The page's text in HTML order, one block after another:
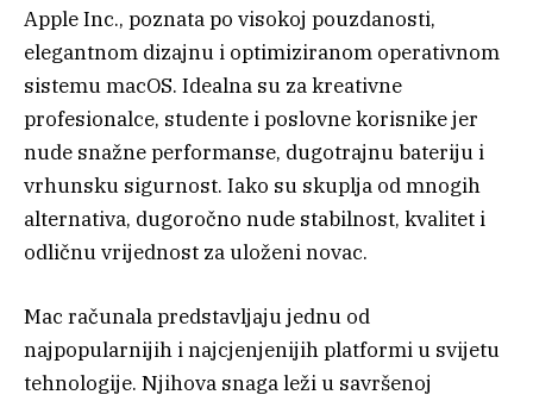
Apple Inc., poznata po visokoj pouzdanosti,
elegantnom dizajnu i optimiziranom operativnom
sistemu macOS. Idealna su za kreativne
profesionalce, studente i poslovne korisnike jer
nude snažne performanse, dugotrajnu bateriju i
vrhunsku sigurnost. Iako su skuplja od mnogih
alternativa, dugoročno nude stabilnost, kvalitet i
odličnu vrijednost za uloženi novac.
Mac računala predstavljaju jednu od
najpopularnijih i najcjenjenijih platformi u svijetu
tehnologije. Njihova snaga leži u savršenoj